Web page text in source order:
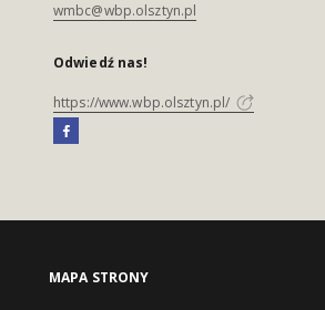
wmbc@wbp.olsztyn.pl
Odwiedź nas!
https://www.wbp.olsztyn.pl/
MAPA STRONY